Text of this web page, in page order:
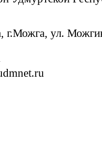
г.Можга, ул.